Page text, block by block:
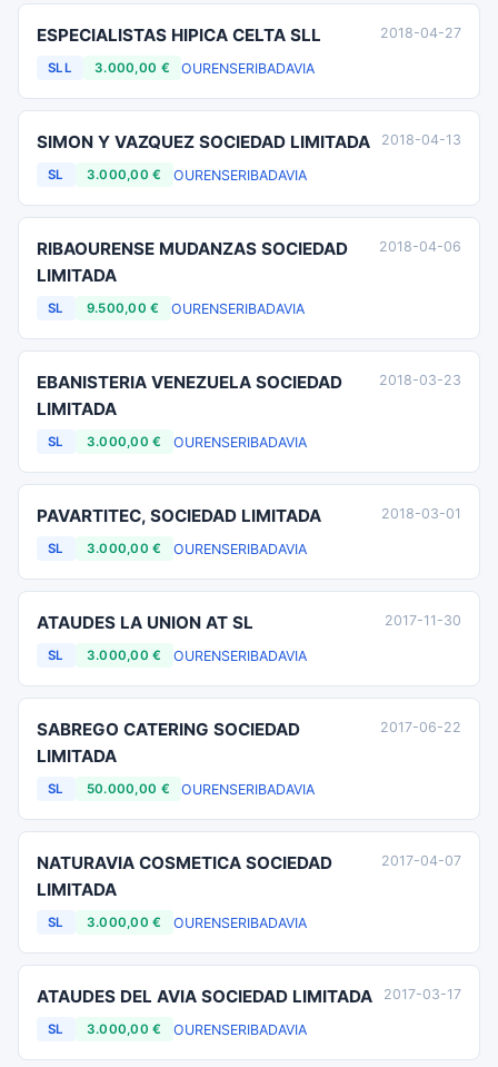
ESPECIALISTAS HIPICA CELTA SLL
SLL 3.000,00 € OURENSERIBADAVIA
2018-04-27
SIMON Y VAZQUEZ SOCIEDAD LIMITADA
SL 3.000,00 € OURENSERIBADAVIA
2018-04-13
RIBAOURENSE MUDANZAS SOCIEDAD
LIMITADA
SL 9.500,00 € OURENSERIBADAVIA
2018-04-06
EBANISTERIA VENEZUELA SOCIEDAD
LIMITADA
SL 3.000,00 € OURENSERIBADAVIA
2018-03-23
PAVARTITEC, SOCIEDAD LIMITADA
SL 3.000,00 € OURENSERIBADAVIA
2018-03-01
ATAUDES LA UNION AT SL
SL 3.000,00 € OURENSERIBADAVIA
2017-11-30
SABREGO CATERING SOCIEDAD
LIMITADA
SL 50.000,00 € OURENSERIBADAVIA
2017-06-22
NATURAVIA COSMETICA SOCIEDAD
LIMITADA
SL 3.000,00 € OURENSERIBADAVIA
2017-04-07
ATAUDES DEL AVIA SOCIEDAD LIMITADA
SL 3.000,00 € OURENSERIBADAVIA
2017-03-17